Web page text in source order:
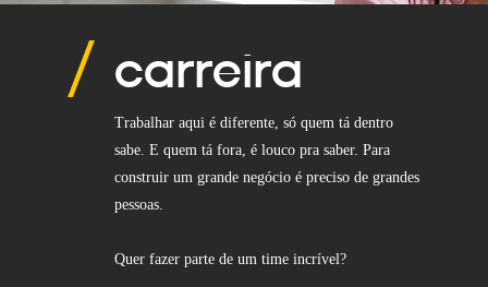
carreira
Trabalhar aqui é diferente, só quem tá dentro
sabe. E quem tá fora, é louco pra saber. Para
construir um grande negócio é preciso de grandes
pessoas.
Quer fazer parte de um time incrível?